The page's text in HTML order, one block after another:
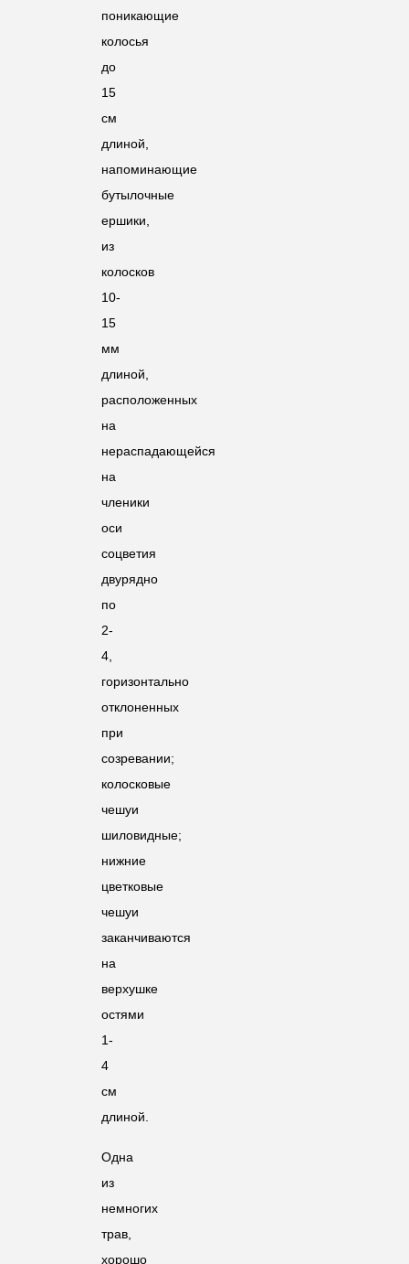
поникающие
колосья
до
15
см
длиной,
напоминающие
бутылочные
ершики,
из
колосков
10-
15
мм
длиной,
расположенных
на
нераспадающейся
на
членики
оси
соцветия
двурядно
по
2-
4,
горизонтально
отклоненных
при
созревании;
колосковые
чешуи
шиловидные;
нижние
цветковые
чешуи
заканчиваются
на
верхушке
остями
1-
4
см
длиной.
Одна
из
немногих
трав,
хорошо